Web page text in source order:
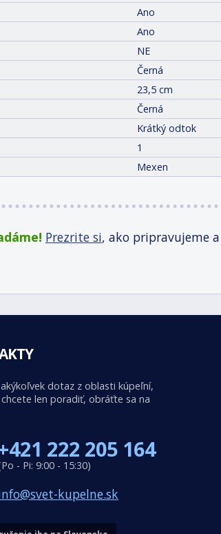
Ano
Ano
NE
Černá
23,5 cm
Černá
Krátký odtok
1
Mexen
Prezrite si, ako pripravujeme
dotaz z oblasti kúpeľní,
len poradiť, obráťte sa na
222 205 164
- Pi: 9:00 - 15:30)
kupelne.sk